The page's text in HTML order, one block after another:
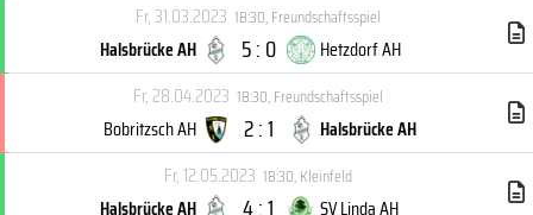
Fr, 31.03.2023 18:30,Freundschaftsspiel
Halsbrücke AH 5 : 0
Hetzdorf AH
Fr, 28.04.2023 18:30,Freundschaftsspiel
Bobritzsch AH 2 : 1
Halsbrücke AH
Fr, 12.05.2023 18:30,Kleinfeld
Halsbrücke AH SV Linda AH